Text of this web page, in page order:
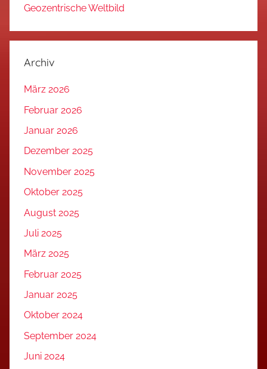
Geozentrische Weltbild
Archiv
März 2026
Februar 2026
Januar 2026
Dezember 2025
November 2025
Oktober 2025
August 2025
Juli 2025
März 2025
Februar 2025
Januar 2025
Oktober 2024
September 2024
Juni 2024